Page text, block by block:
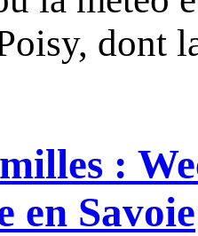
dont
:
en Savoie